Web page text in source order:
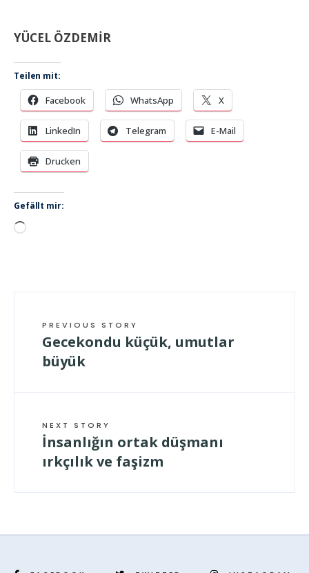
YÜCEL ÖZDEMİR
Teilen mit:
Facebook WhatsApp X
LinkedIn Telegram E-Mail
Drucken
Gefällt mir:
Wird
PREVIOUS STORY
Gecekondu küçük, umutlar
büyük
NEXT STORY
İnsanlığın ortak düşmanı
ırkçılık ve faşizm